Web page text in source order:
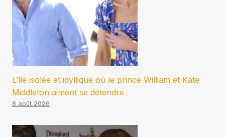
L’île isolée et idyllique où le prince William et Kate
Middleton aiment se détendre
8 août 2026